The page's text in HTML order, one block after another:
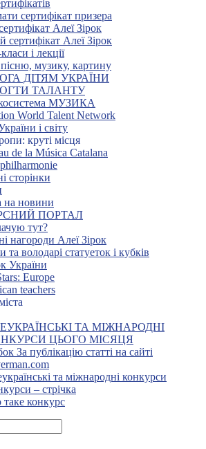
сертифікат призера
Алеї Зірок
сертифікат Алеї Зірок
і лекції
музику, картину
ДІТЯМ УКРАЇНИ
ТАЛАНТУ
МУЗИКА
World Talent Network
і світу
круті місця
de la Música Catalana
сторінки
на новини
ПОРТАЛ
тут?
нагороди Алеї Зірок
та володарі статуеток і кубків
України
Europe
teachers
ТА МІЖНАРОДНІ
ЦЬОГО МІСЯЦЯ
За публікацію статті на сайті
та міжнародні конкурси
– стрічка
конкурс